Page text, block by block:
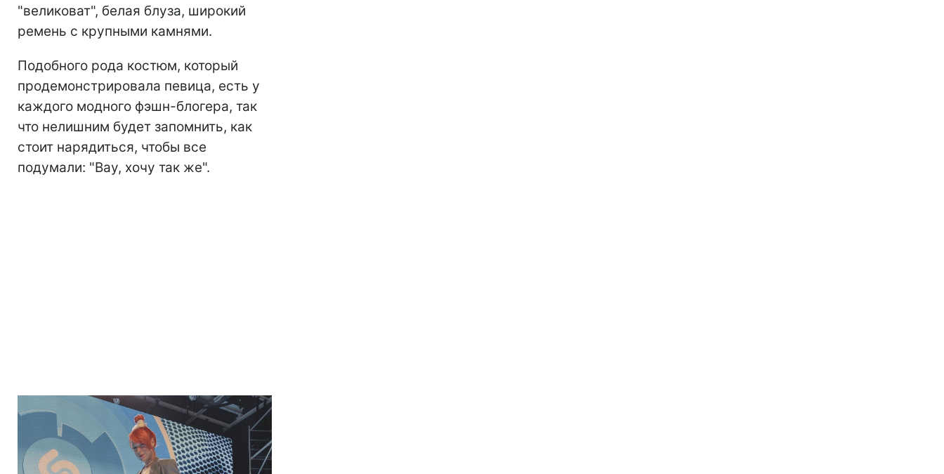
"великоват", белая блуза, широкий
ремень с крупными камнями.
Подобного рода костюм, который
продемонстрировала певица, есть у
каждого модного фэшн-блогера, так
что нелишним будет запомнить, как
стоит нарядиться, чтобы все
подумали: "Вау, хочу так же".